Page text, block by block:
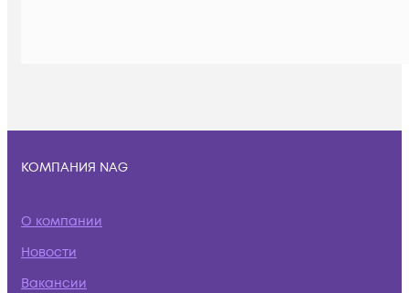
КОМПАНИЯ NAG
О компании
Новости
Вакансии